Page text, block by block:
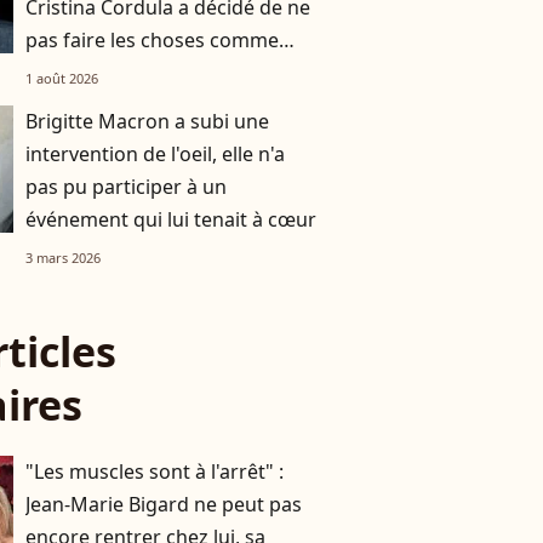
Cristina Cordula a décidé de ne
pas faire les choses comme
d'habitude
1 août 2026
Brigitte Macron a subi une
intervention de l'oeil, elle n'a
pas pu participer à un
événement qui lui tenait à cœur
3 mars 2026
"Les muscles sont à l'arrêt" :
Jean-Marie Bigard ne peut pas
encore rentrer chez lui, sa